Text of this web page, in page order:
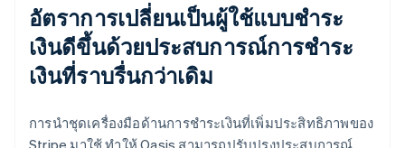
อัตราการเปลี่ยนเป็นผู้ใช้แบบชำระ
เงินดีขึ้นด้วยประสบการณ์การชำระ
เงินที่ราบรื่นกว่าเดิม
การนำชุดเครื่องมือด้านการชำระเงินที่เพิ่มประสิทธิภาพของ
Stripe มาใช้ ทำให้ Oasis สามารถปรับปรุงประสบการณ์